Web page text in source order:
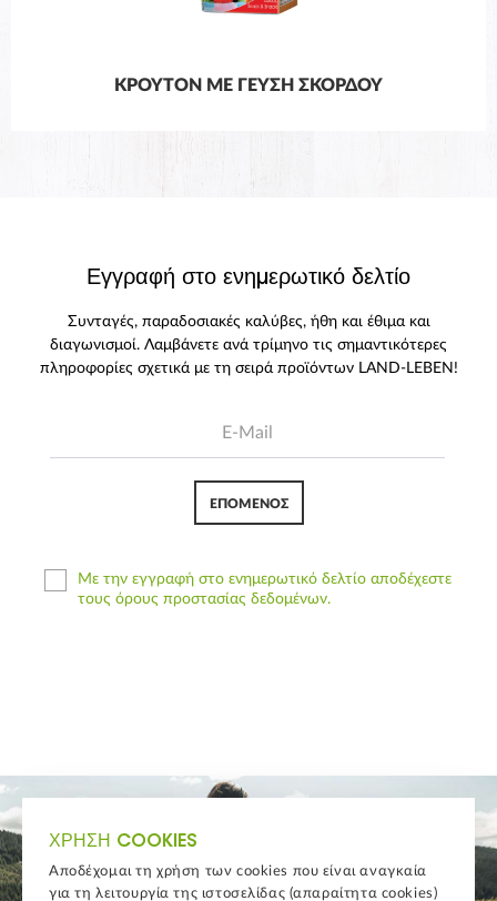
ΚΡΟΥΤΌΝ ΜΕ ΓΕΎΣΗ ΣΚΌΡΔΟΥ
Εγγραφή στο ενημερωτικό δελτίο
Συνταγές, παραδοσιακές καλύβες, ήθη και έθιμα και
διαγωνισμοί. Λαμβάνετε ανά τρίμηνο τις σημαντικότερες
πληροφορίες σχετικά με τη σειρά προϊόντων LAND-LEBEN!
ΕΠΌΜΕΝΟΣ
Με την εγγραφή στο ενημερωτικό δελτίο αποδέχεστε
τους όρους προστασίας δεδομένων.
ΧΡΉΣΗ COOKIES
Αποδέχομαι τη χρήση των cookies που είναι αναγκαία
για τη λειτουργία της ιστοσελίδας (απαραίτητα cookies)